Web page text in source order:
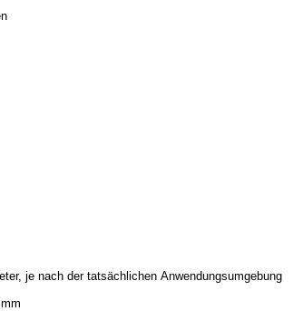
je nach der tatsächlichen Anwendungsumgebung